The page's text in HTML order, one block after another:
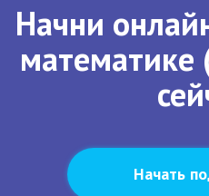
Начни
математике
Начать